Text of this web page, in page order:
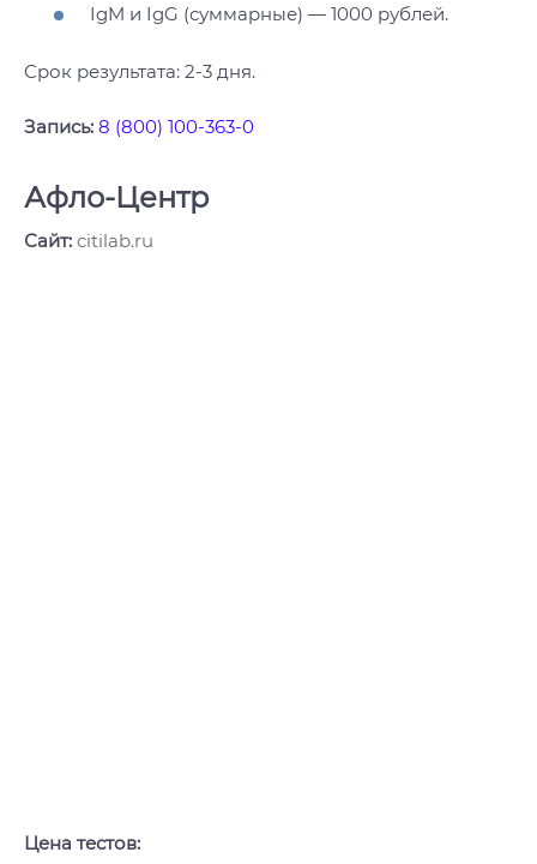
IgM и IgG (суммарные) — 1000 рублей.
Срок результата: 2-3 дня.
Запись: 8 (800) 100-363-0
Афло-Центр
Сайт: citilab.ru
Цена тестов: